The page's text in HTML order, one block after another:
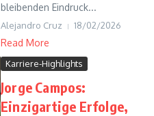
bleibenden Eindruck...
Alejandro Cruz 18/02/2026
Read More
Karriere-Highlights
Jorge Campos:
Einzigartige Erfolge,